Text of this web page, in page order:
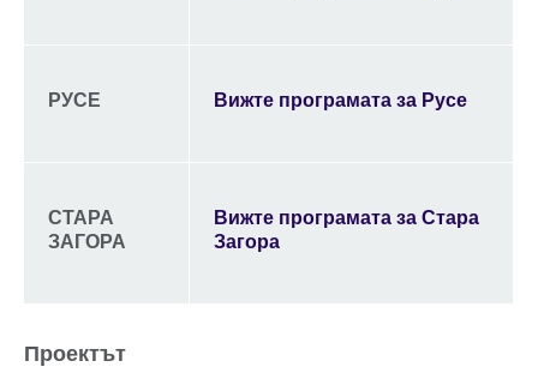
РУСЕ Вижте програмата за Русе
СТАРА
ЗАГОРА
Вижте програмата за Стара
Загора
Проектът